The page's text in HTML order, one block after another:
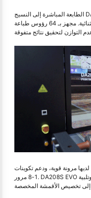
الطابعة المباشرة إلى النسيج DA208S EVO التي أطلقتها شركة HPRT حديثاً
بتوفر جودة طباعة استثنائية. مجهز بـ 64 رؤوس طباعة Kyocera من الدرجة
لديها مرونة قوية، ودعم تكوينات
1-8 مرور. DA208S EVO مناسبة لمختلف سيناريوهات الإنتاج المتنوعة ، وتلبية